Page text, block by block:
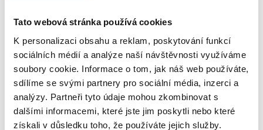
Tato webová stránka používá cookies
K personalizaci obsahu a reklam, poskytování funkcí
sociálních médií a analýze naší návštěvnosti využíváme
soubory cookie. Informace o tom, jak náš web používáte,
sdílíme se svými partnery pro sociální média, inzerci a
analýzy. Partneři tyto údaje mohou zkombinovat s
dalšími informacemi, které jste jim poskytli nebo které
získali v důsledku toho, že používáte jejich služby.
shrnutí nejzajímavějších článků a analýz.
Začněte nás odebírat, a mějte tak
přehled o tom, jaké dezinformace a
nepravdy se zrovna v Česku šíří.
Newsletter WhatsApp